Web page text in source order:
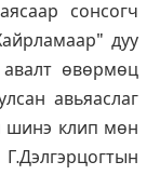
сонсогч
дуу
өвөрмөц
авьяаслаг
шинэ клип мөн